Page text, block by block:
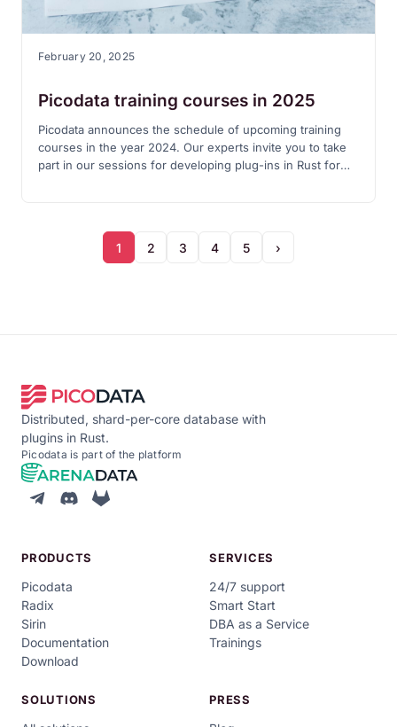
February 20, 2025
Picodata training courses in 2025
Picodata announces the schedule of upcoming training
courses in the year 2024. Our experts invite you to take
part in our sessions for developing plug-ins in Rust for
1 2 3 4 5 ›
Distributed, shard-per-core database with
plugins in Rust.
Picodata is part of the platform
PRODUCTS
Picodata
Radix
Sirin
Documentation
Download
SERVICES
24/7 support
Smart Start
DBA as a Service
Trainings
SOLUTIONS PRESS